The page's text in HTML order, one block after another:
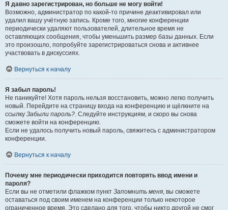
Я давно зарегистрирован, но больше не могу войти!
Возможно, администратор по какой-то причине деактивировал или
удалил вашу учётную запись. Кроме того, многие конференции
периодически удаляют пользователей, длительное время не
оставляющих сообщения, чтобы уменьшить размер базы данных. Если
это произошло, попробуйте зарегистрироваться снова и активнее
участвовать в дискуссиях.
Вернуться к началу
Я забыл пароль!
Не паникуйте! Хотя пароль нельзя восстановить, можно легко получить
новый. Перейдите на страницу входа на конференцию и щёлкните на
ссылку Забыли пароль?. Следуйте инструкциям, и скоро вы снова
сможете войти на конференцию.
Если не удалось получить новый пароль, свяжитесь с администратором
конференции.
Вернуться к началу
Почему мне периодически приходится повторять ввод имени и
пароля?
Если вы не отметили флажком пункт Запомнить меня, вы сможете
оставаться под своим именем на конференции только некоторое
ограниченное время. Это сделано для того, чтобы никто другой не смог